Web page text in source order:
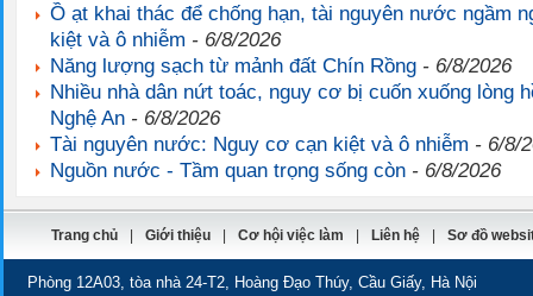
Ồ ạt khai thác để chống hạn, tài nguyên nước ngầm
kiệt và ô nhiễm - 6/8/2026
Năng lượng sạch từ mảnh đất Chín Rồng - 6/8/2026
Nhiều nhà dân nứt toác, nguy cơ bị cuốn xuống lòng
Nghệ An - 6/8/2026
Tài nguyên nước: Nguy cơ cạn kiệt và ô nhiễm - 6/8/
Nguồn nước - Tầm quan trọng sống còn - 6/8/2026
Trang chủ Giới thiệu Cơ hội việc làm Liên hệ Sơ đồ
Phòng 12A03, tòa nhà 24-T2, Hoàng Đạo Thúy, Cầu Giấy, Hà Nội